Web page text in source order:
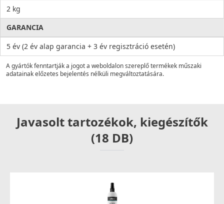
2 kg
GARANCIA
5 év (2 év alap garancia + 3 év regisztráció esetén)
A gyártók fenntartják a jogot a weboldalon szereplő termékek műszaki
adatainak előzetes bejelentés nélküli megváltoztatására.
Javasolt tartozékok, kiegészítők
(18 DB)